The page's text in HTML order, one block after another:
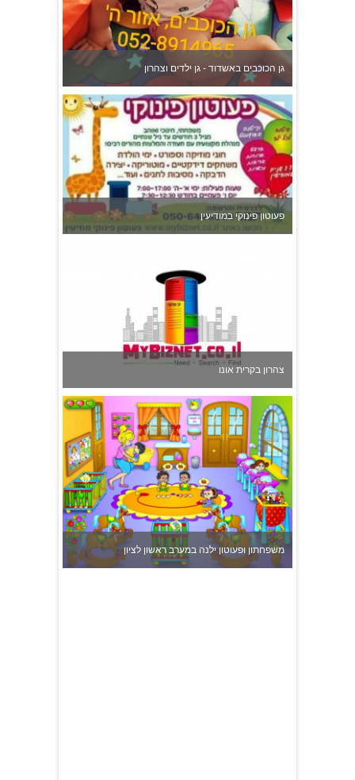
גן הכוכבים באשדוד - גן ילדים וצהרון
פעוטון פינוקי במודיעין
צהרון בקרית אונו
משפחתון ופעוטון ילנה במערב ראשון לציון